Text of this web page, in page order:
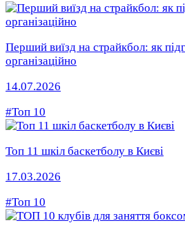
Перший виїзд на страйкбол: як
організаційно
14.07.2026
#Топ 10
Топ 11 шкіл баскетболу в Києві
17.03.2026
#Топ 10